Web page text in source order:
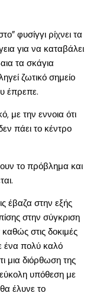
φυσίγγι ρίχνει τα
για να καταβάλει
τα σκάγια
ζωτικό σημείο
έπρεπε.
με την εννοια ότι
πάει το κέντρο
το πρόβλημα και
έβαζα στην εξής
στην σύγκριση
στις δοκιμές
ένα πολύ καλό
μια διόρθωση της
υπόθεση με
έλυνε το